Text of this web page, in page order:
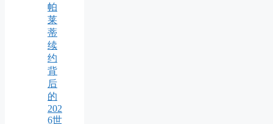
帕
莱
蒂
续
约
背
后
的
202
6世